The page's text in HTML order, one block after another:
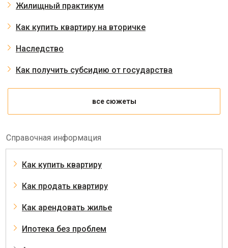
Жилищный практикум
Как купить квартиру на вторичке
Наследство
Как получить субсидию от государства
все сюжеты
Справочная информация
Как купить квартиру
Как продать квартиру
Как арендовать жилье
Ипотека без проблем